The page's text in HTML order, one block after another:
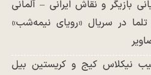
بازیگر و نقاش ایرانی – آلمانی
تلما در سریال «رویای نیمه‌شب»
نیکلاس کیج و کریستین بیل